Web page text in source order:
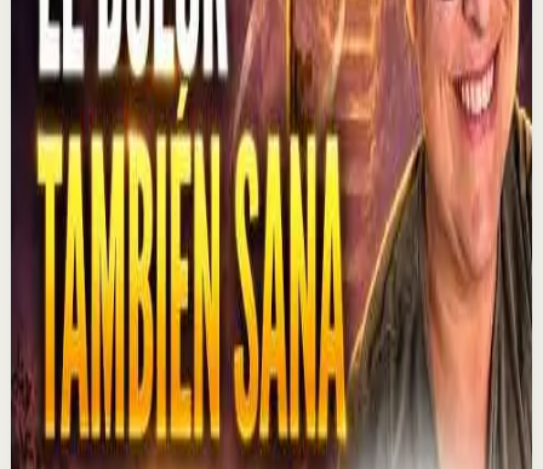
visualizaciones
→
1:01:47
YouTube Charla
Recuperación Suave
MOTIVERSITY - LO MEJOR DE MOTIVERSITY EN
2026 (HASTA AHORA) | 1 HORA DE
MOTIVACIÓN
Motiversity en Español•6 ago
¡Lo MEJOR de 2026 hasta ahora! En este potente vídeo
motivacional de una hora, compartimos algunos de
nuestros vídeos favoritos de 2026. ¿Cuál es t...